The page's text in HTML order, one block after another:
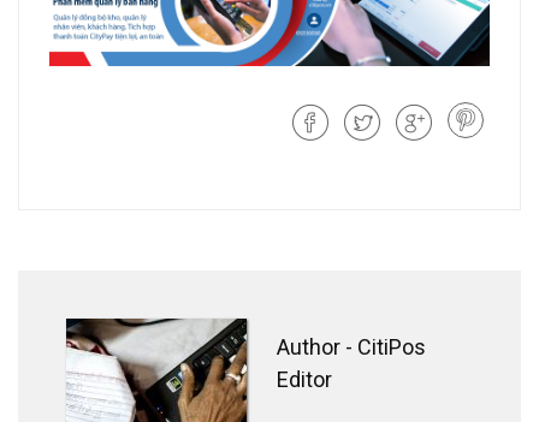
Author - CitiPos
Editor